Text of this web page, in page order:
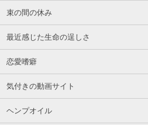
束の間の休み
最近感じた生命の逞しさ
恋愛嗜癖
気付きの動画サイト
ヘンプオイル